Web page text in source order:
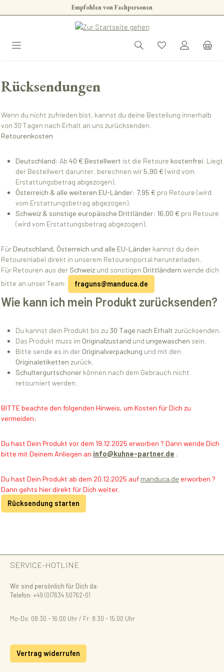
Zum Hauptinhalt springenEmpfohlen von Fachpersonen
Rücksendungen
Wenn du nicht zufrieden bist, kannst du deine Bestellung innerhalb
von 30 Tagen nach Erhalt an uns zurücksenden.
Retourenkosten
Deutschland: Ab 40 € Bestellwert ist die Retoure kostenfrei . Liegt
der Bestellwert darunter, berechnen wir 5,90 € (wird vom
Erstattungsbetrag abgezogen).
Österreich & alle weiteren EU-Länder: 7,95 € pro Retoure (wird
vom Erstattungsbetrag abgezogen).
Schweiz & sonstige europäische Drittländer: 16,00 € pro Retoure
(wird vom Erstattungsbetrag abgezogen).
Für Deutschland, Österreich und alle EU-Länder kannst du dein
Retourenlabel direkt in unserem Retourenportal herunterladen.
Für Retouren aus der Schweiz und sonstigen Drittländern wende dich
bitte an unser Team:
fraguns@manduca.de
Wie kann ich mein Produkt zurücksenden?
Du kannst dein Produkt bis zu 30 Tage nach Erhalt zurücksenden.
Das Produkt muss im Originalzustand und ungewaschen sein.
Bitte sende es in der Originalverpackung und mit den
Originaletiketten zurück.
Schultergurtschonerkönnen nach dem Gebrauch nicht
retourniert werden.
BITTE beachte den folgenden Hinweis, um Kosten für Dich zu
vermeiden:
Du hast Dein Produkt vor dem 19.12.2025 erworben ? Dann wende Dich
bitte mit Deinem Anliegen an info@kuhne-partner.de .
Du hast Dein Produkt ab dem 20.12.2025 auf manduca.de erworben ?
Dann gehts hier direkt für Dich weiter.
Rücksendung starten
SERVICE-HOTLINE
Wir sind persönlich für Dich da:
Telefon: +49 (0)7634 50762-01
Mo-Do: 08:30 - 16:00 Uhr / Fr: 8:30 - 15.00 Uhr
Vertrag widerrufen